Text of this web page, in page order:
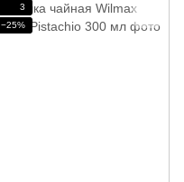
3
−25%